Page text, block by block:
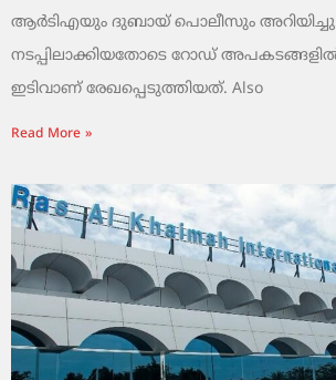
ആർടിഎയും ദുബായ് പൊലീസും അറിയിച്ചു.
നടപ്പിലാക്കിയതോടെ റോഡ്
ഇടിവാണ് രേഖപ്പെടുത്തിയത്. Also
Read More »